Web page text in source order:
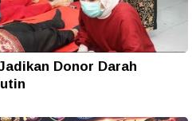
Donor Darah